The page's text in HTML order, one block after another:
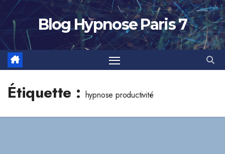
Skip
content
Blog Hypnose Paris 7
Étiquette : hypnose productivité